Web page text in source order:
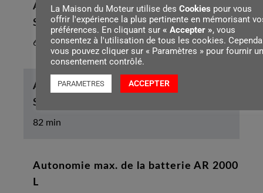
Autonomie max. de la batterie AP 300
S
68 min
Autonomie max. de la batterie AP 500
S
82 min
Autonomie max. de la batterie AR 2000
L
La Maison du Moteur utilise des Cookies pour vous
offrir l'expérience la plus pertinente en mémorisant
préférences. En cliquant sur « Accepter », vous
consentez à l'utilisation de tous les cookies.
vous pouvez cliquer sur « Paramètres » pour fournir un
consentement contrôlé.
PARAMETRES ACCEPTER